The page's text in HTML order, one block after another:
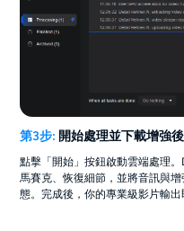
第3步: 開始處理並下載增強
點擊「開始」按鈕啟動雲端處理
馬賽克、恢復細節，並將音訊與
態。完成後，你的專業級影片輸出